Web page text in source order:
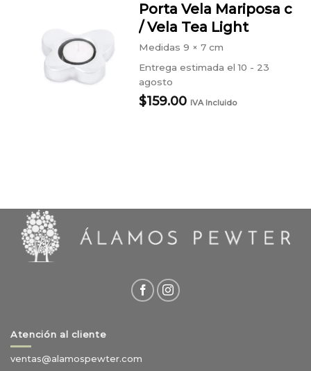
Porta Vela Mariposa c
/ Vela Tea Light
Medidas9 × 7 cm
Entrega estimada el 10 - 23
agosto
$159.00 IVA Incluido
Atención al cliente
ventas@alamospewter.com